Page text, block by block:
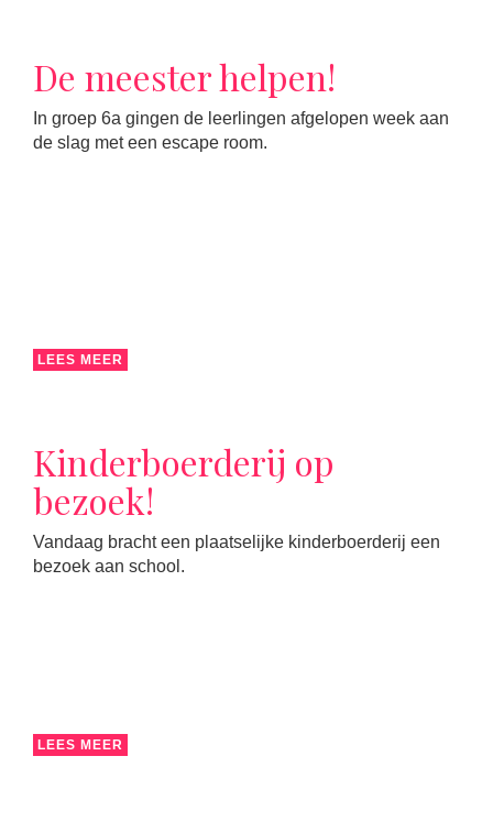
De meester helpen!
In groep 6a gingen de leerlingen afgelopen week aan
de slag met een escape room.
LEES MEER
Kinderboerderij op
bezoek!
Vandaag bracht een plaatselijke kinderboerderij een
bezoek aan school.
LEES MEER